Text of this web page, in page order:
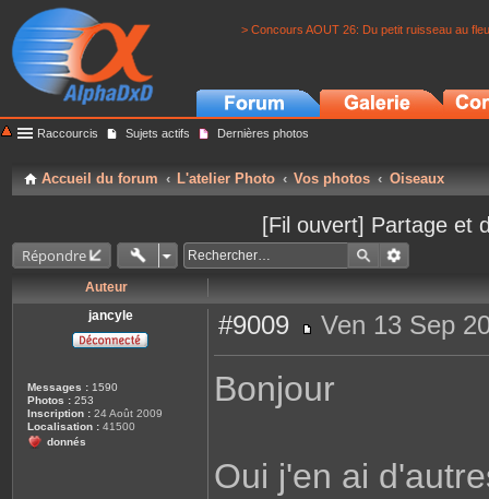
> Concours AOUT 26: Du petit ruisseau au
Raccourcis Sujets actifs Dernières photos
Accueil du forum L'atelier Photo Vos photos Oiseaux
[Fil ouvert] Partage et
Répondre
Auteur
jancyle
Messages : 1590
Photos : 253
Inscription : 24 Août 2009
Localisation : 41500
donnés
#9009
e
a
Ven 13 Sep
Bonjour
Oui j'en ai